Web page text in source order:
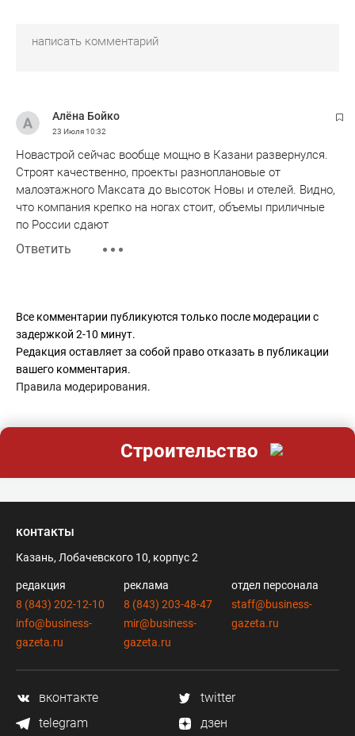
Алёна Бойко
23 Июля10:32
Новастрой сейчас вообще мощно в Казани развернулся.
Строят качественно, проекты разноплановые от
малоэтажного Максата до высоток Новы и отелей. Видно,
что компания крепко на ногах стоит, объемы приличные
по России сдают
Ответить
Все комментарии публикуются только после модерации с
задержкой 2-10 минут.
Редакция оставляет за собой право отказать в публикации
вашего комментария.
Правила модерирования.
Строительство
контакты
Казань, Лобачевского 10, корпус 2
редакция
8 (843) 202-12-10
info@business-
gazeta.ru
реклама
8 (843) 203-48-47
mir@business-
gazeta.ru
отдел персонала
staff@business-
gazeta.ru
вконтакте
twitter
telegram
дзен